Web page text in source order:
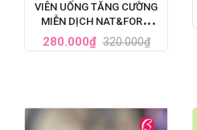
VIÊN UỐNG TĂNG CƯỜNG
MIỄN DỊCH NAT&FORM
VITAMIN D3 + ZINC HỘP 60
VIÊN
280.000₫ 320.000₫